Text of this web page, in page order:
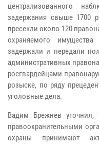
централизованного
задержания свыше 1700
пресекли около 120
охраняемого
задержали и передали
административных
росгвардейцами
розыске, по ряду
уголовные дела.
Вадим Брежнев
правоохранительными
охраны принимают